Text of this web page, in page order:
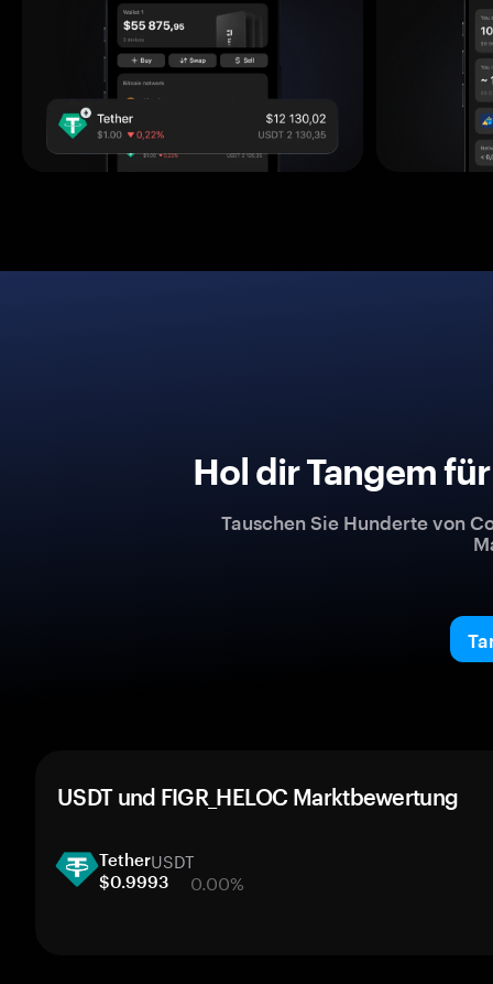
Hol dir Tangem
Tauschen Sie Hunderte von
USDT und FIGR_HELOC Marktbewertung
TetherUSDT
$0.9993 0.00%